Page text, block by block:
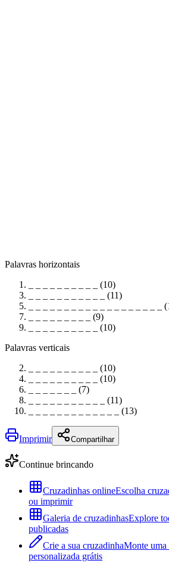
Palavras horizontais
_ _ _ _ _ _ _ _ _ _ (10)
_ _ _ _ _ _ _ _ _ _ _ (11)
_ _ _ _ _ _ _ _ _ _ _ _ _ _ _ _ _ _ _
_ _ _ _ _ _ _ _ _ (9)
_ _ _ _ _ _ _ _ _ _ (10)
Palavras verticais
_ _ _ _ _ _ _ _ _ _ (10)
_ _ _ _ _ _ _ _ _ _ (10)
_ _ _ _ _ _ _ (7)
_ _ _ _ _ _ _ _ _ _ _ (11)
_ _ _ _ _ _ _ _ _ _ _ _ _ (13)
Imprimir Compartilhar
Continue brincando
Cruzadinhas onlineEscolha
ou imprimir
Galeria de cruzadinhasExplore
publicadas
Crie a sua cruzadinhaMonte uma
personalizada grátis